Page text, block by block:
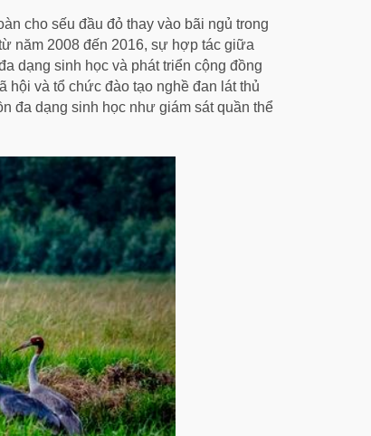
cho sếu đầu đỏ thay vào bãi ngủ trong
năm 2008 đến 2016, sự hợp tác giữa
dạng sinh học và phát triển cộng đồng
và tổ chức đào tạo nghề đan lát thủ
đa dạng sinh học như giám sát quần thể